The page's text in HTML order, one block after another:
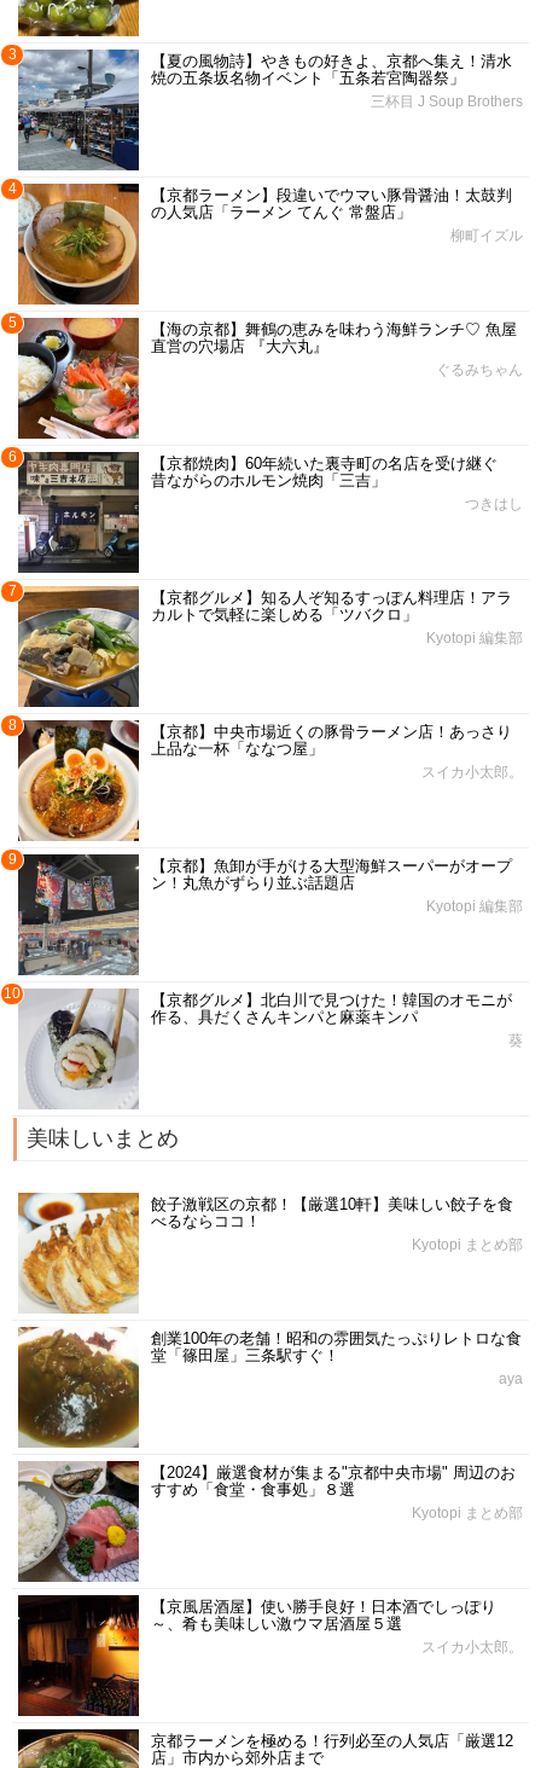
3
【夏の風物詩】やきもの好きよ、京都へ集え！清水
焼の五条坂名物イベント「五条若宮陶器祭」
三杯目 J Soup Brothers
4
【京都ラーメン】段違いでウマい豚骨醤油！太鼓判
の人気店「ラーメン てんぐ 常盤店」
柳町イズル
5
【海の京都】舞鶴の恵みを味わう海鮮ランチ♡ 魚屋
直営の穴場店 『大六丸』
ぐるみちゃん
6
【京都焼肉】60年続いた裏寺町の名店を受け継ぐ
昔ながらのホルモン焼肉「三吉」
つきはし
7
【京都グルメ】知る人ぞ知るすっぽん料理店！アラ
カルトで気軽に楽しめる「ツバクロ」
Kyotopi 編集部
8
【京都】中央市場近くの豚骨ラーメン店！あっさり
上品な一杯「ななつ屋」
スイカ小太郎。
9
【京都】魚卸が手がける大型海鮮スーパーがオープ
ン！丸魚がずらり並ぶ話題店
Kyotopi 編集部
10
【京都グルメ】北白川で見つけた！韓国のオモニが
作る、具だくさんキンパと麻薬キンパ
葵
美味しいまとめ
餃子激戦区の京都！【厳選10軒】美味しい餃子を食
べるならココ！
Kyotopi まとめ部
創業100年の老舗！昭和の雰囲気たっぷりレトロな食
堂「篠田屋」三条駅すぐ！
aya
【2024】厳選食材が集まる"京都中央市場" 周辺のお
すすめ「食堂・食事処」８選
Kyotopi まとめ部
【京風居酒屋】使い勝手良好！日本酒でしっぽり
～、肴も美味しい激ウマ居酒屋５選
スイカ小太郎。
京都ラーメンを極める！行列必至の人気店「厳選12
店」市内から郊外店まで